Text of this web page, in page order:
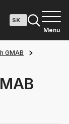
Menu
GMAB